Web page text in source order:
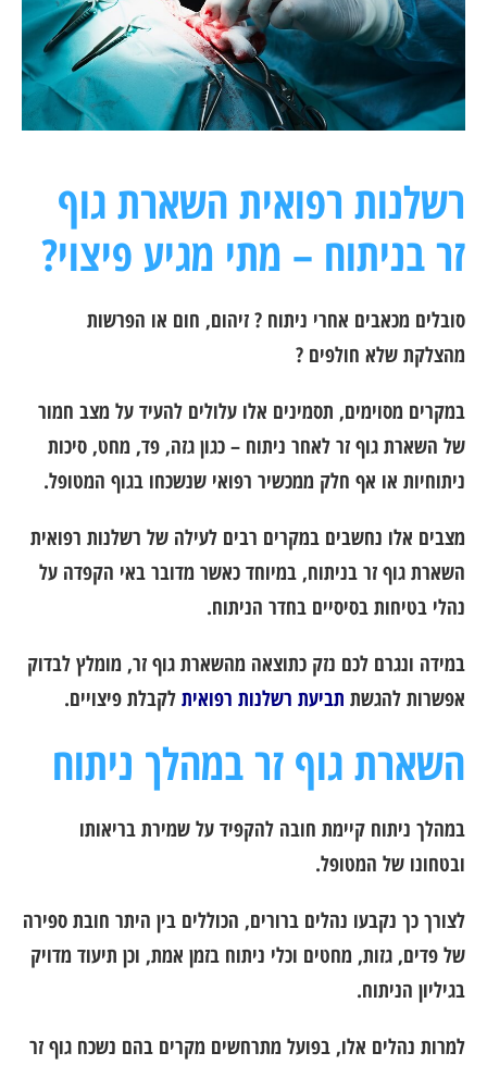
רשלנות רפואית השארת גוף
זר בניתוח – מתי מגיע פיצוי?
סובלים מכאבים אחרי ניתוח ? זיהום, חום או הפרשות
מהצלקת שלא חולפים ?
במקרים מסוימים, תסמינים אלו עלולים להעיד על מצב חמור
של השארת גוף זר לאחר ניתוח – כגון גזה, פד, מחט, סיכות
ניתוחיות או אף חלק ממכשיר רפואי שנשכחו בגוף המטופל.
מצבים אלו נחשבים במקרים רבים לעילה של רשלנות רפואית
השארת גוף זר בניתוח, במיוחד כאשר מדובר באי הקפדה על
נהלי בטיחות בסיסיים בחדר הניתוח.
במידה ונגרם לכם נזק כתוצאה מהשארת גוף זר, מומלץ לבדוק
אפשרות להגשת תביעת רשלנות רפואיתלקבלת פיצויים.
השארת גוף זר במהלך ניתוח
במהלך ניתוח קיימת חובה להקפיד על שמירת בריאותו
ובטחונו של המטופל.
לצורך כך נקבעו נהלים ברורים, הכוללים בין היתר חובת ספירה
של פדים, גזות, מחטים וכלי ניתוח בזמן אמת, וכן תיעוד מדויק
בגיליון הניתוח.
למרות נהלים אלו, בפועל מתרחשים מקרים בהם נשכח גוף זר